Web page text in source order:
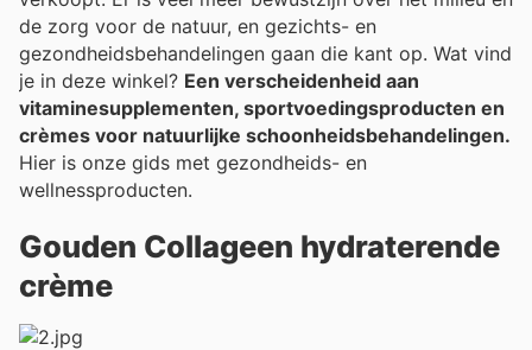
de zorg voor de natuur, en gezichts- en
gezondheidsbehandelingen gaan die kant op. Wat vind
je in deze winkel? Een verscheidenheid aan
vitaminesupplementen, sportvoedingsproducten en
crèmes voor natuurlijke schoonheidsbehandelingen.
Hier is onze gids met gezondheids- en
wellnessproducten.
Gouden Collageen hydraterende
crème